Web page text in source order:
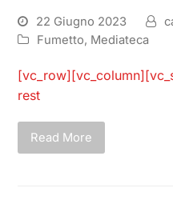
22 Giugno 2023
Fumetto, Mediateca
rest
Read More